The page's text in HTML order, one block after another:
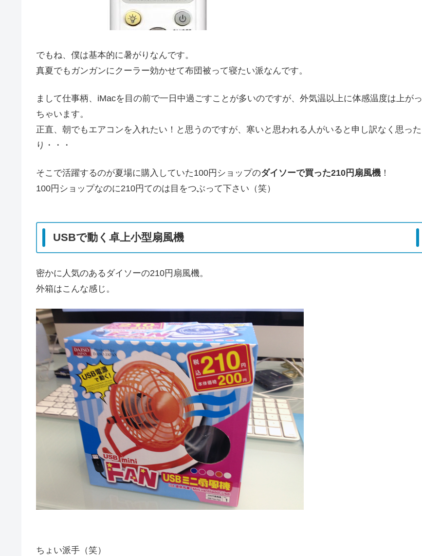
でもね、僕は基本的に暑がりなんです。
真夏でもガンガンにクーラー効かせて布団被って寝たい派なんです。
まして仕事柄、iMacを目の前で一日中過ごすことが多いのですが、外気温以上に体感温度は上がっ
ちゃいます。
正直、朝でもエアコンを入れたい！と思うのですが、寒いと思われる人がいると申し訳なく思った
り・・・
そこで活躍するのが夏場に購入していた100円ショップのダイソーで買った210円扇風機 ！
100円ショップなのに210円てのは目をつぶって下さい（笑）
USBで動く卓上小型扇風機
密かに人気のあるダイソーの210円扇風機。
外箱はこんな感じ。
ちょい派手（笑）